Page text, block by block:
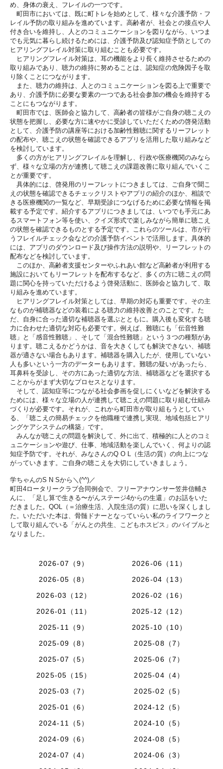
め、身体の衰え、フレイルの一つです。
町田市においては、既に町トレを始めとして、様々な介護予防・フ
レイル予防の取り組みを進めています。高齢者が、社会との接点や人
付き合いを維持し、人とのコミュニケーションを図りながら、いつま
でも元気に暮らし続けるためには、介護予防及び認知症予防と しての
ヒアリングフレイル対策に取り組むことも必要です。
ヒアリングフレイル対策は、耳の機能をより長く維持させるための
取り組みであり、聴力の維持に努めることは、認知症の危険因子を取
り除くことにつながります。
また、聴力の維持は、人とのコミュニケーションを図る上で重要で
あり、介護予防に必要な要素の一つである社会参加の機会を維持する
ことにもつながります。
町田市では、医師会と協力して、高齢者の皆様がご自身の聴こえの
状態を把握し、必要な方に速やかに受診していただくための啓発活動
として、介護予防の講座等における加齢性難聴に関するリーフレ ット
の配布や、聴こえの状態を確認できるアプリを活用した取り組みなど
を検討しています。
多くの方がヒアリングフレイルを理解し、行政や医療機関のみなら
ず、様々な立場の方が連携して聴こえの課題改善に取り組んでいく こ
とが重要です。
具体的には、啓発用のリーフレットにつきましては、ご自身で聞こ
えの状態を確認できるチェックリストやアプリの紹介のほか、 相談で
きる医療機関の一覧など、早期受診につなげるために必要な情報を掲
載する予定です。紹介するアプリにつきましては、いつでも手元にあ
るスマートフォン等を使い、クイズ形式で楽しみながら簡単に聴こえ
の状態を確認できるものとする予定です。 これらのツールは、市が行
うフレイルチェック会などの介護予防イベントで活用します。具体的
には、 アプリのダウンロード及び操作方法の説明や、リーフレットの
配布などを検討しています。
このほか、高齢者支援センターやふれあい館など高齢者が利用する
施設においてもリーフレットを配布するなど、多くの方に聴こえの問
題に関心を持っていただけるよう啓発活動に、 医師会と協力して、取
り組みを進めています。
ヒアリングフレイル対策としては、早期の対応も重要です。その主
なものが補聴器などの装着による聴力の維持改善とのことです。 た
だ、自身に合った適切な補聴器を選ぶとともに。購入後も変化する聴
力に合わせた適切な対応も必要です。例えば、難聴にも「 伝音性難
聴」と「感音性難聴」、そして「混合性難聴」という３つの種類があ
ります。聴こえるかどうかは、音を大きくしても解決できない、補聴
器が適さない場合もあります。補聴器を購入したが、 使用していない
人も多いという一方のデーターもあります。難聴の疑いがあったら、
耳鼻科を受診し、その方にあった適切な方法、補聴器などを選択する
ことからがまず大切なプロセスとなります。
そして、認知症等につながる社会参画を促しにくいなどを解決する
ためには、様々な立場の人が連携して聴こえの問題に取り組む仕組み
づくりが必要です。それが、 これから町田市が取り組もうとしてい
る、「聴こえの簡易チェック を他職種で連携し実現、地域包括ヒアリ
ングケアシステムの構築」 です。
みんなが聴こえの問題を解決して、外に出て、積極的に人とのコミ
ュニケーションや遊び、仕事、地域活動を楽しんでいく、 何よりの認
知症予防です。それが、みなさんのQ O L（生活の質）の向上につな
がっていきます。ご自身の聴こえを大切にしていきましょう。
学ちゃんのS N Sから＼(^^)／
町田4ロータリークラブ合同例会で、フリーアナウンサー笠井信輔さ
んに、「足し算で生きる〜がんステージ4からの生還」 のお話をいた
だきました。QOL（＝治療生活、入院生活の質） に思いを深くしまし
た。いただいた本は、骨髄ドナーとなっていら い私のライフワークと
して取り組んでいる「がんとの共生、 こどもホスピス」のバイブルと
なりました。
2026-07（9）
2026-06（11）
2026-05（8）
2026-04（13）
2026-03（12）
2026-02（16）
2026-01（11）
2025-12（12）
2025-11（9）
2025-10（10）
2025-09（8）
2025-08（7）
2025-07（5）
2025-06（7）
2025-05（15）
2025-04（4）
2025-03（7）
2025-02（5）
2025-01（6）
2024-12（5）
2024-11（5）
2024-10（5）
2024-09（6）
2024-08（5）
2024-07（4）
2024-06（3）